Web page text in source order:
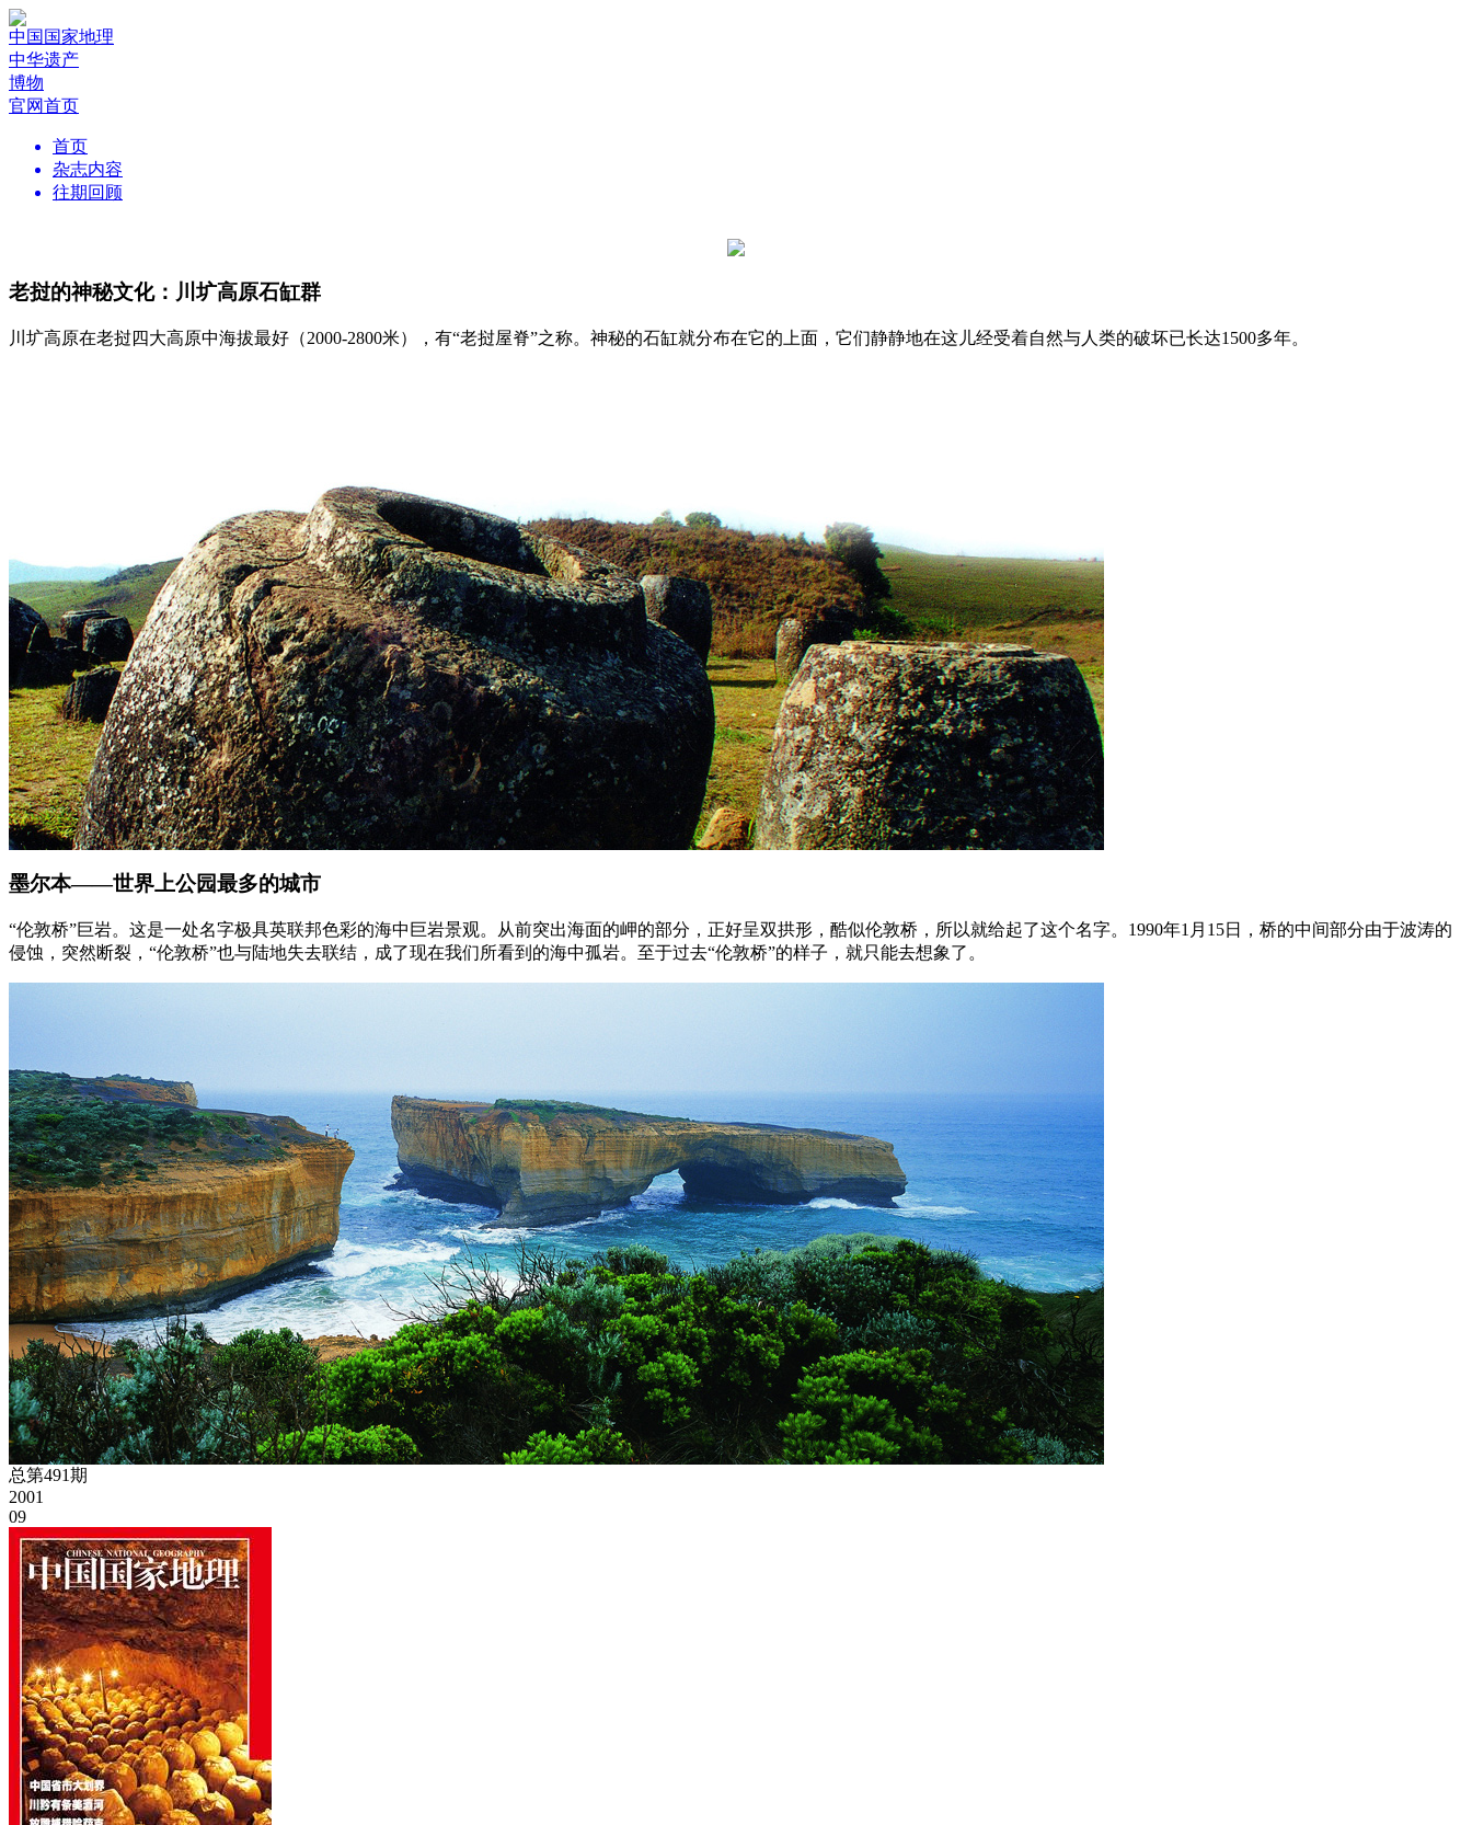
中国国家地理
中华遗产
博物
官网首页
首页
杂志内容
往期回顾
老挝的神秘文化：川圹高原石缸群
川圹高原在老挝四大高原中海拔最好（2000-2800米），有“老挝屋脊”之称。神秘的石缸就分布在它的上面，它们静静地在这儿经受着自然与人类的破坏已长达1500多年。
墨尔本——世界上公园最多的城市
“伦敦桥”巨岩。这是一处名字极具英联邦色彩的海中巨岩景观。从前突出海面的岬的部分，正好呈双拱形，酷似伦敦桥，所以就给起了这个名字。1990年1月15日，桥的中间部分由于波涛的
侵蚀，突然断裂，“伦敦桥”也与陆地失去联结，成了现在我们所看到的海中孤岩。至于过去“伦敦桥”的样子，就只能去想象了。
总第491期
2001
09